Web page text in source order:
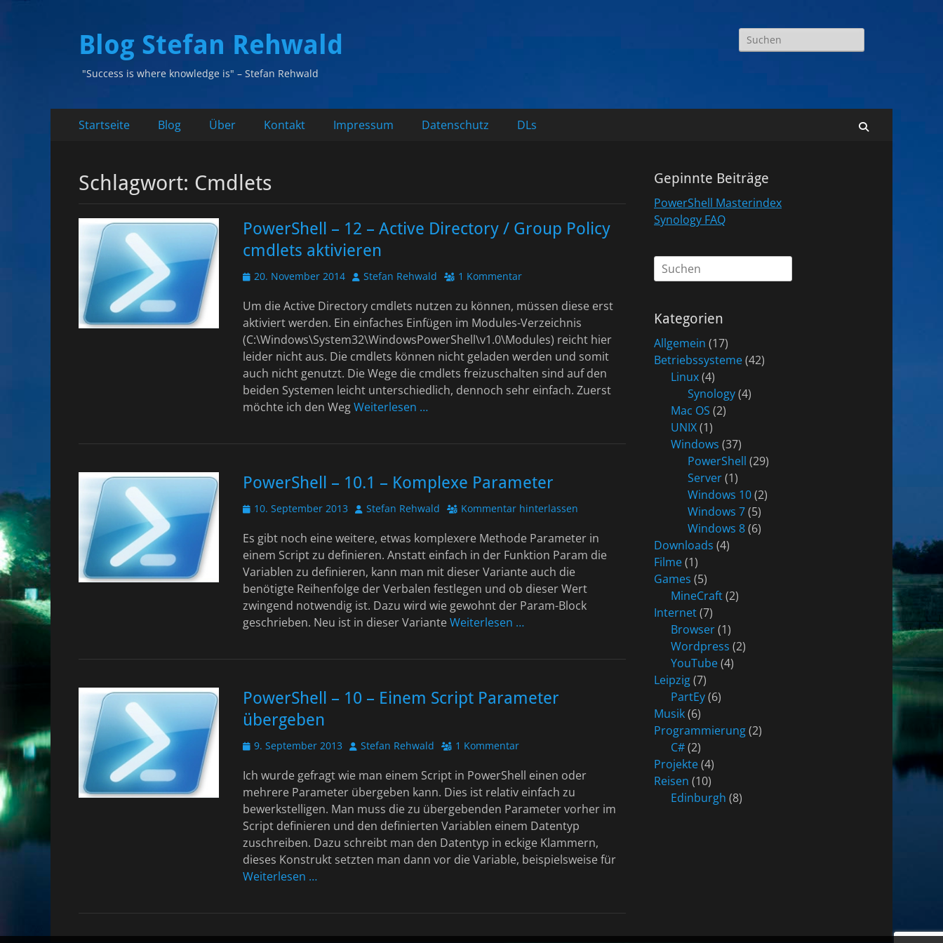
Blog Stefan Rehwald
"Success is where knowledge is" – Stefan Rehwald
Suchen
nach:
Primäres
Inhalt
Startseite Blog Über Kontakt Impressum Datenschutz DLs
Schlagwort: Cmdlets
PowerShell – 12 – Active Directory / Group Policy
cmdlets aktivieren
Veröffentlicht
20. November 2014 AutorStefan Rehwald 1 Kommentar
Um die Active Directory cmdlets nutzen zu können, müssen diese erst
aktiviert werden. Ein einfaches Einfügen im Modules-Verzeichnis
(C:\Windows\System32\WindowsPowerShell\v1.0\Modules) reicht hier
leider nicht aus. Die cmdlets können nicht geladen werden und somit
auch nicht genutzt. Die Wege die cmdlets freizuschalten sind auf den
beiden Systemen leicht unterschiedlich, dennoch sehr einfach. Zuerst
möchte ich den WegWeiterlesen …
PowerShell – 10.1 – Komplexe Parameter
Veröffentlicht
10. September 2013 AutorStefan Rehwald Kommentar hinterlassen
Es gibt noch eine weitere, etwas komplexere Methode Parameter in
einem Script zu definieren. Anstatt einfach in der Funktion Param die
Variablen zu definieren, kann man mit dieser Variante auch die
benötigte Reihenfolge der Verbalen festlegen und ob dieser Wert
zwingend notwendig ist. Dazu wird wie gewohnt der Param-Block
geschrieben. Neu ist in dieser VarianteWeiterlesen …
PowerShell – 10 – Einem Script Parameter
übergeben
Veröffentlicht
9. September 2013 AutorStefan Rehwald 1 Kommentar
Ich wurde gefragt wie man einem Script in PowerShell einen oder
mehrere Parameter übergeben kann. Dies ist relativ einfach zu
bewerkstelligen. Man muss die zu übergebenden Parameter vorher im
Script definieren und den definierten Variablen einem Datentyp
zuschreiben. Dazu schreibt man den Datentyp in eckige Klammern,
dieses Konstrukt setzten man dann vor die Variable, beispielsweise für
Weiterlesen …
Gepinnte Beiträge
PowerShell Masterindex
Synology FAQ
Suchen
nach:
Kategorien
Allgemein (17)
Betriebssysteme(42)
Linux(4)
Synology(4)
Mac OS (2)
UNIX(1)
Windows (37)
PowerShell (29)
Server(1)
Windows 10(2)
Windows 7(5)
Windows 8(6)
Downloads (4)
Filme(1)
Games (5)
MineCraft(2)
Internet(7)
Browser(1)
Wordpress (2)
YouTube(4)
Leipzig(7)
PartEy(6)
Musik(6)
Programmierung(2)
C#(2)
Projekte(4)
Reisen (10)
Edinburgh (8)